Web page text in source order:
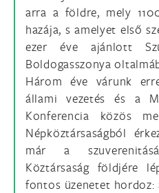
arra a földre, mely
hazája, s amelyet első
ezer éve ajánlott
Boldogasszonya
Három éve várunk
állami vezetés és a
Konferencia közös
Népköztársaságból
már a
Köztársaság földjére
fontos üzenetet hordoz: